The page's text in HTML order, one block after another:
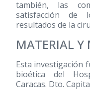
también, las
satisfacción de
resultados de la
MATERIAL Y
Esta investigación
bioética del
Caracas. Dto.